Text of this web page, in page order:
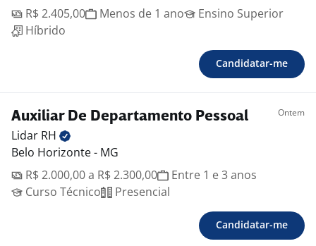
R$ 2.405,00
Menos de 1 ano
Ensino Superior
Híbrido
Candidatar-me
Auxiliar De Departamento Pessoal Ontem
Lidar RH
Belo Horizonte - MG
R$ 2.000,00 a R$ 2.300,00
Entre 1 e 3 anos
Curso Técnico
Presencial
Candidatar-me